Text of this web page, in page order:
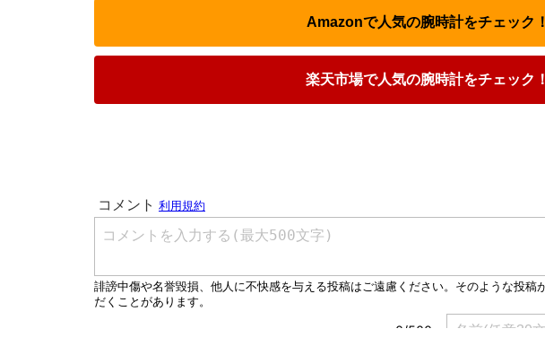
Amazonで人気の腕時計をチェック！
楽天市場で人気の腕時計をチェック！